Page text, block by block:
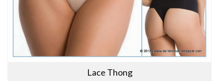
Lace Thong